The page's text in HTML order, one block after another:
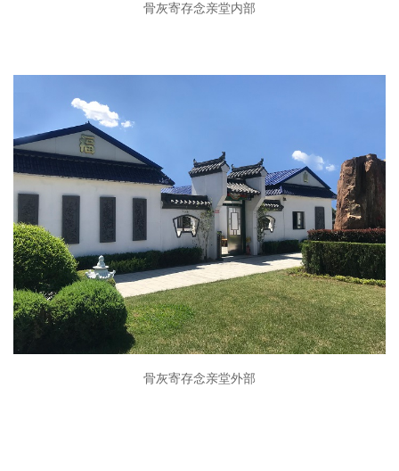
骨灰寄存念亲堂内部
骨灰寄存念亲堂外部